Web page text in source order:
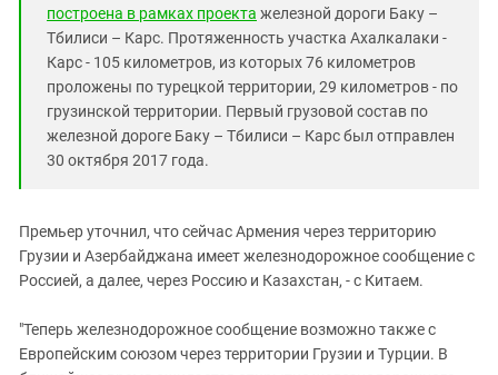
построена в рамках проекта железной дороги Баку –
Тбилиси – Карс. Протяженность участка Ахалкалаки -
Карс - 105 километров, из которых 76 километров
проложены по турецкой территории, 29 километров - по
грузинской территории. Первый грузовой состав по
железной дороге Баку – Тбилиси – Карс был отправлен
30 октября 2017 года.
Премьер уточнил, что сейчас Армения через территорию
Грузии и Азербайджана имеет железнодорожное сообщение с
Россией, а далее, через Россию и Казахстан, - с Китаем.
"Теперь железнодорожное сообщение возможно также с
Европейским союзом через территории Грузии и Турции. В